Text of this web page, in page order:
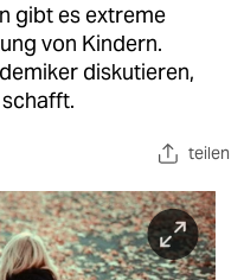
gibt es extreme
von Kindern.
diskutieren,
teilen